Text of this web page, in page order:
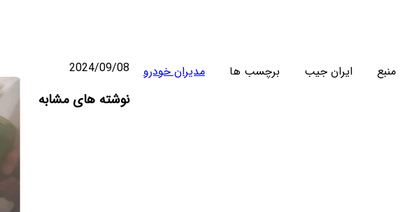
منبع ایران جیب برچسب ها مدیران خودرو 2024/09/08
آپ
گذاری
نوشته های مشابه